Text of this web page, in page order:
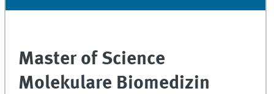
Master of Science
Molekulare Biomedizin